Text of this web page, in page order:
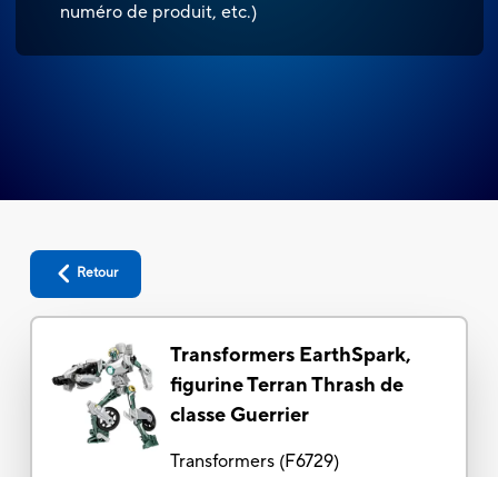
numéro de produit, etc.)
Retour
Transformers EarthSpark,
figurine Terran Thrash de
classe Guerrier
Transformers(F6729)